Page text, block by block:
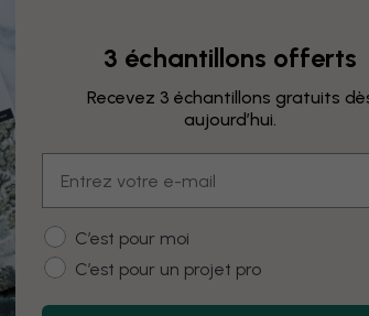
3 échantillons offerts
Recevez 3 échantillons gratuits
aujourd’hui.
Customer type
C’est pour moi
C’est pour un projet pro